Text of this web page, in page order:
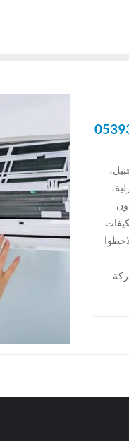
0539351448